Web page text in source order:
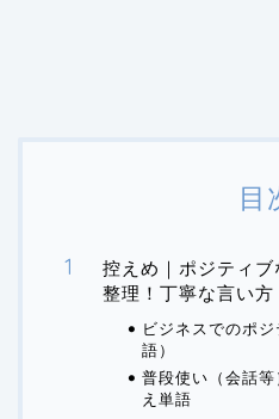
目
控えめ｜ポジティ
整理！丁寧な言い方
ビジネスでのポ
語）
普段使い（会話
え単語